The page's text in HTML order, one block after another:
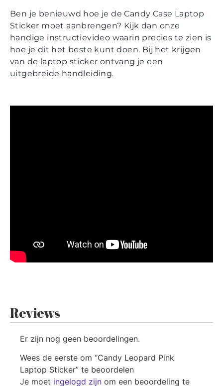
Ben je benieuwd hoe je de Candy Case Laptop
Sticker moet aanbrengen? Kijk dan onze
handige instructievideo waarin precies te zien is
hoe je dit het beste kunt doen. Bij het krijgen
van de laptop sticker ontvang je een
uitgebreide handleiding.
Reviews
Er zijn nog geen beoordelingen.
Wees de eerste om “Candy Leopard Pink
Laptop Sticker” te beoordelen
Je moet ingelogd zijn om een beoordeling te